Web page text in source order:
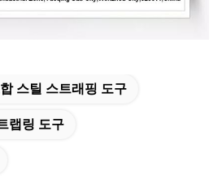
스틸 스트래핑 도구
랩링 도구